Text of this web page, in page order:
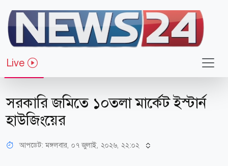
Live
খেলাধুলা
সরকারি জমিতে ১০তলা মার্কেট ইস্টার্ন
হাউজিংয়ের
আপডেট: মঙ্গলবার, ০৭ জুলাই, ২০২৬, ২২:০২